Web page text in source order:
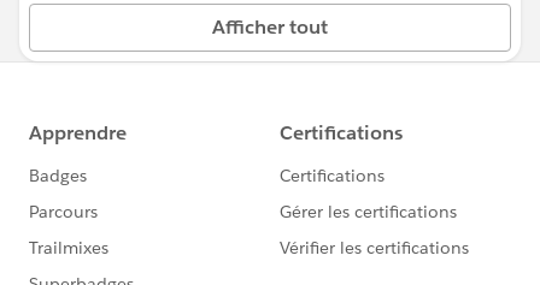
Afficher tout